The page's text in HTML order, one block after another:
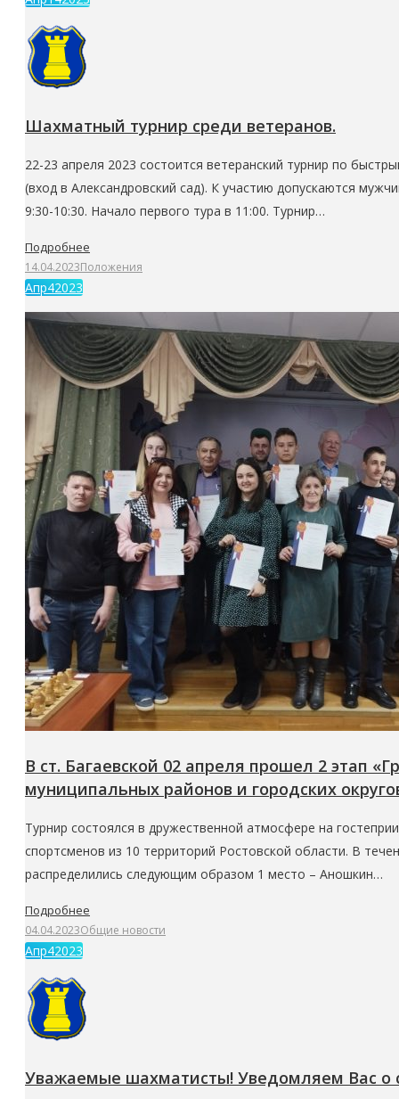
Шахматный турнир среди ветеранов.
22-23 апреля 2023 состоится ветеранский турнир по
(вход в Александровский сад). К участию допускаются
9:30-10:30. Начало первого тура в 11:00. Турнир…
Подробнее
14.04.2023Положения
Апр42023
В ст. Багаевской 02 апреля прошел 2 этап
муниципальных районов и городских
Турнир состоялся в дружественной атмосфере на
спортсменов из 10 территорий Ростовской области. В
распределились следующим образом 1 место – Аношкин…
Подробнее
04.04.2023Общие новости
Апр42023
Уважаемые шахматисты! Уведомляем Вас о